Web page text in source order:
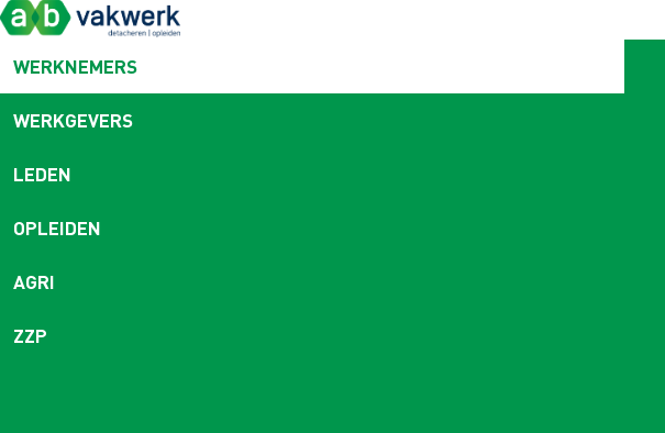
WERKNEMERS
WERKGEVERS
LEDEN
OPLEIDEN
AGRI
ZZP